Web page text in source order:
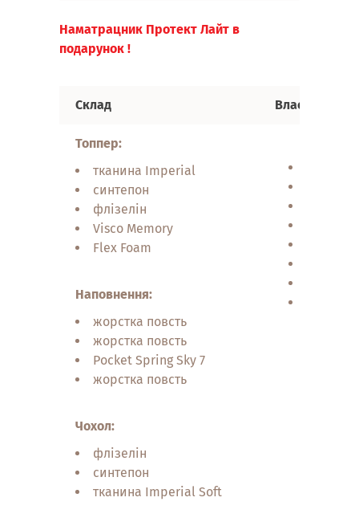
Наматрацник Протект Лайт в
подарунок !
Склад Властивості
Топпер:
тканина Imperial
синтепон
флізелін
Visco Memory
Flex Foam
Наповнення:
жорстка повсть
жорстка повсть
Pocket Spring Sky 7
жорстка повсть
Чохол:
флізелін
синтепон
тканина Imperial Soft